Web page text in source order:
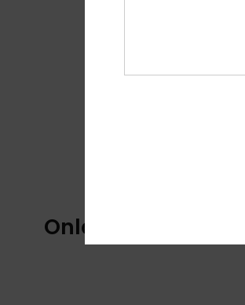
Onlangs bekeken